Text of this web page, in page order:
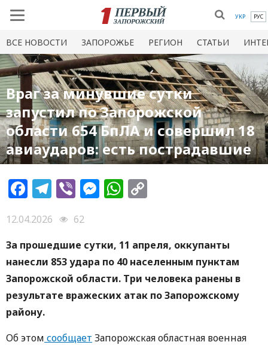
УКР РУС
ВСЕ НОВОСТИ ЗАПОРОЖЬЕ РЕГИОН СТАТЬИ
Враг за минувшие сутки
запустил по Запорожской
области 654 БпЛА и совершил 18
авиаударов: есть пострадавшие
Facebook
Telegram
ViberMessenger
WhatsApp
12.04.2026
62
За прошедшие сутки, 11 апреля, оккупанты
нанесли 853 удара по 40 населенным пунктам
Запорожской области. Три человека ранены в
результате вражеских атак по Запорожскому
району.
Об этом сообщает Запорожская областная военная